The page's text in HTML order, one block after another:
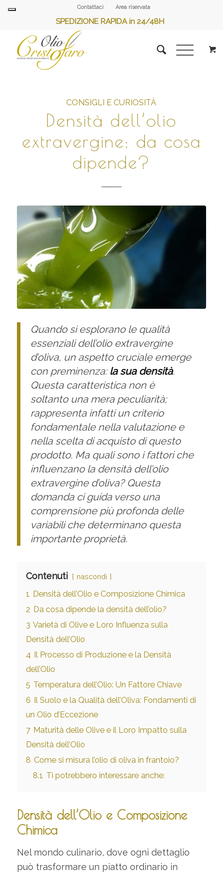
Contattaci Area riservata
SPEDIZIONE RAPIDA in 24/48H
CONSIGLI E CURIOSITÀ
Densità dell’olio
extravergine: da cosa
dipende?
Quando si esplorano le qualità
essenziali dell’olio extravergine
d’oliva, un aspetto cruciale emerge
con preminenza: la sua densità.
Questa caratteristica non è
soltanto una mera peculiarità;
rappresenta infatti un criterio
fondamentale nella valutazione e
nella scelta di acquisto di questo
prodotto. Ma quali sono i fattori che
influenzano la densità dell’olio
extravergine d’oliva? Questa
domanda ci guida verso una
comprensione più profonda delle
variabili che determinano questa
importante proprietà.
Contenuti nascondi
1 Densità dell’Olio e Composizione Chimica
2 Da cosa dipende la densità dell’olio?
3 Varietà di Olive e Loro Influenza sulla
Densità dell’Olio
4 Il Processo di Produzione e la Densità
dell’Olio
5 Temperatura dell’Olio: Un Fattore Chiave
6 Il Suolo e la Qualità dell’Oliva: Fondamenti di
un Olio d’Eccezione
7 Maturità delle Olive e il Loro Impatto sulla
Densità dell’Olio
8 Come si misura l’olio di oliva in frantoio?
8.1 Ti potrebbero interessare anche:
Densità dell’Olio e Composizione
Chimica
Nel mondo culinario, dove ogni dettaglio
può trasformare un piatto ordinario in